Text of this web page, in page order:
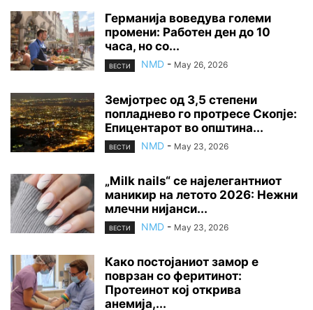
Германија воведува големи
промени: Работен ден до 10
часа, но со...
ВЕСТИ NMD - May 26, 2026
Земјотрес од 3,5 степени
попладнево го протресе Скопје:
Епицентарот во општина...
ВЕСТИ NMD - May 23, 2026
„Milk nails“ се најелегантниот
маникир на летото 2026: Нежни
млечни нијанси...
ВЕСТИ NMD - May 23, 2026
Како постојаниот замор е
поврзан со феритинот:
Протеинот кој открива
анемија,...